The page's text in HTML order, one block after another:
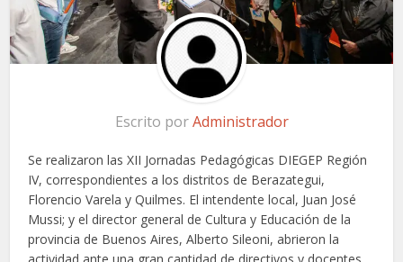
Escrito porAdministrador
Se realizaron las XII Jornadas Pedagógicas DIEGEP Región
IV, correspondientes a los distritos de Berazategui,
Florencio Varela y Quilmes. El intendente local, Juan José
Mussi; y el director general de Cultura y Educación de la
provincia de Buenos Aires, Alberto Sileoni, abrieron la